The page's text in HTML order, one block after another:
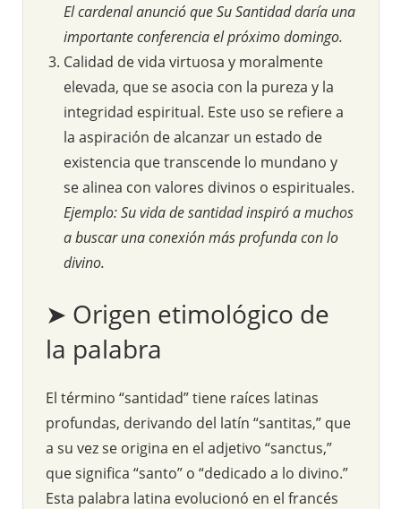
El cardenal anunció que Su Santidad daría una
importante conferencia el próximo domingo.
Calidad de vida virtuosa y moralmente
elevada, que se asocia con la pureza y la
integridad espiritual. Este uso se refiere a
la aspiración de alcanzar un estado de
existencia que transcende lo mundano y
se alinea con valores divinos o espirituales.
Ejemplo: Su vida de santidad inspiró a muchos
a buscar una conexión más profunda con lo
divino.
➤ Origen etimológico de
la palabra
El término “santidad” tiene raíces latinas
profundas, derivando del latín “santitas,” que
a su vez se origina en el adjetivo “sanctus,”
que significa “santo” o “dedicado a lo divino.”
Esta palabra latina evolucionó en el francés